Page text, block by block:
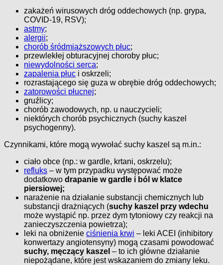
zakażeń wirusowych dróg oddechowych (np. grypa,
COVID-19, RSV);
astmy;
alergii;
chorób śródmiąższowych płuc;
przewlekłej obturacyjnej choroby płuc;
niewydolności serca;
zapalenia płuc i oskrzeli;
rozrastającego się guza w obrębie dróg oddechowych;
zatorowości płucnej;
gruźlicy;
chorób zawodowych, np. u nauczycieli;
niektórych chorób psychicznych (suchy kaszel
psychogenny).
Czynnikami, które mogą wywołać suchy kaszel są m.in.:
ciało obce (np.: w gardle, krtani, oskrzelu);
refluks – w tym przypadku występować może
dodatkowo drapanie w gardle i ból w klatce
piersiowej;
narażenie na działanie substancji chemicznych lub
substancji drażniących (suchy kaszel przy wdechu
może wystąpić np. przez dym tytoniowy czy reakcji na
zanieczyszczenia powietrza);
leki na obniżenie ciśnienia krwi – leki ACEI (inhibitory
konwertazy angiotensyny) mogą czasami powodować
suchy, męczący kaszel – to ich główne działanie
niepożądane, które jest wskazaniem do zmiany leku.